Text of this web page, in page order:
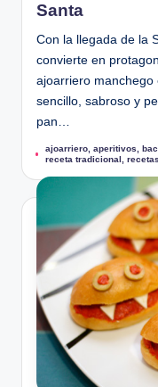
Santa
Con la llegada de la
convierte en
ajoarriero manchego
sencillo, sabroso y
pan…
Etiquetas:
ajoarriero,aperitivos,
receta tradicional,